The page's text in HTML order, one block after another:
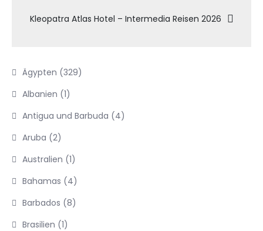
Kleopatra Atlas Hotel – Intermedia Reisen 2026
Ägypten (329)
Albanien (1)
Antigua und Barbuda (4)
Aruba (2)
Australien (1)
Bahamas (4)
Barbados (8)
Brasilien (1)